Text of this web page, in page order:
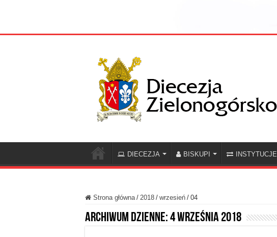
DIECEZJA BISKUPI INSTYTUCJE
Strona główna / 2018 / wrzesień / 04
Archiwum dzienne:4 września 2018